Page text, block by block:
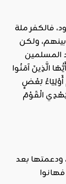
فالكفر ملة
بينهم، ولكن
المسلمين
الَّذِينَ آمَنُوا
أَوْلِيَاءُ بَعْضٍ
الْقَوْمَ
يهود في 1948م، ودعمتها بعد